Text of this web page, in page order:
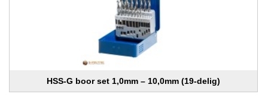
HSS-G boor set 1,0mm – 10,0mm (19-delig)